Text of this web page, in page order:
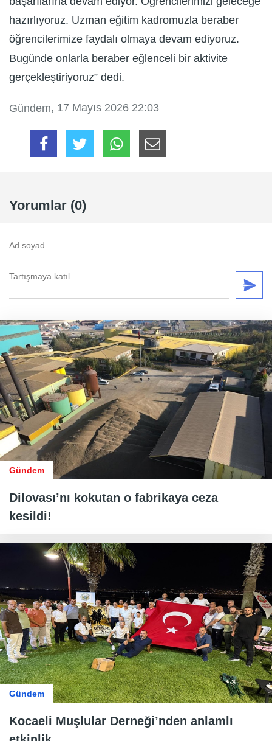
hazırlıyoruz. Uzman eğitim kadromuzla beraber
öğrencilerimize faydalı olmaya devam ediyoruz.
Bugünde onlarla beraber eğlenceli bir aktivite
gerçekleştiriyoruz” dedi.
Gündem, 17 Mayıs 2026 22:03
Yorumlar (0)
Gündem
Dilovası’nı kokutan o fabrikaya ceza
kesildi!
Gündem
Kocaeli Muşlular Derneği’nden anlamlı